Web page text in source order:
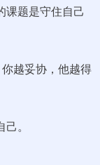
课题是守住自己
越妥协，他越得
。